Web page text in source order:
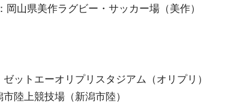
山県美作ラグビー・サッカー場（美作）
ットエーオリプリスタジアム（オリプリ）
陸上競技場（新潟市陸）